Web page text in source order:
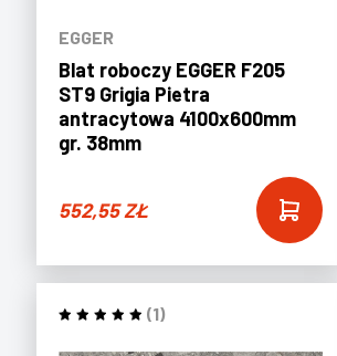
EGGER
Blat roboczy EGGER F205
ST9 Grigia Pietra
antracytowa 4100x600mm
gr. 38mm
552,55ZŁ
(1)